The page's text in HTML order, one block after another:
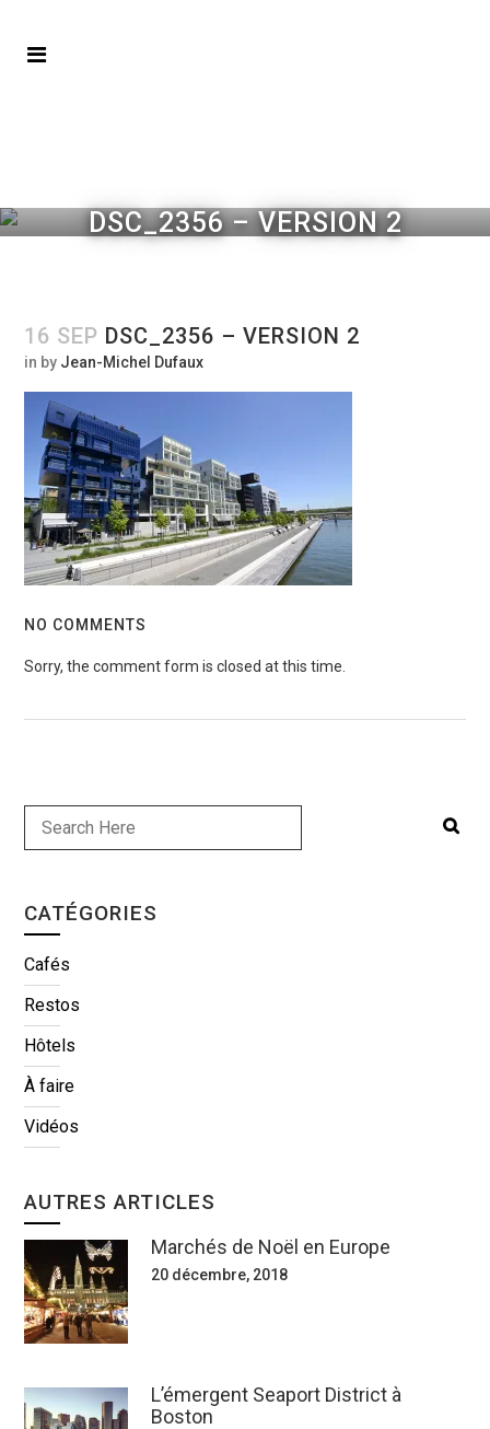
DSC_2356 – VERSION 2
16 SEP DSC_2356 – VERSION 2
in by Jean-Michel Dufaux
NO COMMENTS
Sorry, the comment form is closed at this time.
CATÉGORIES
Cafés
Restos
Hôtels
À faire
Vidéos
AUTRES ARTICLES
Marchés de Noël en Europe
20 décembre, 2018
L’émergent Seaport District à
Boston